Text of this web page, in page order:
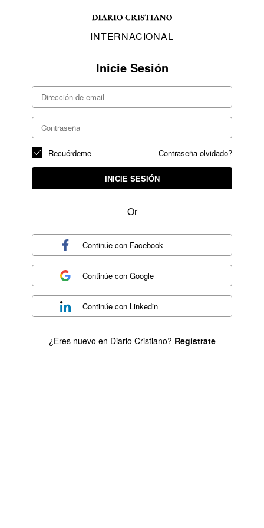
INTERNACIONAL
Inicie Sesión
Contraseña olvidado?
Recuérdeme
INICIE SESIÓN
Or
Continúe con Facebook
Continúe conGoogle
Continúe con Linkedin
¿Eres nuevo en Diario Cristiano? Regístrate